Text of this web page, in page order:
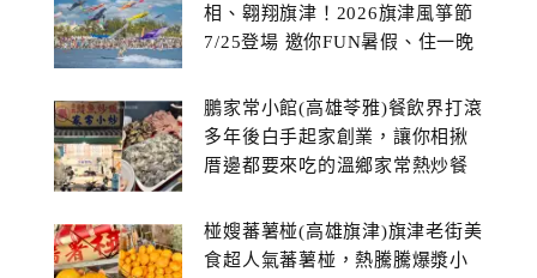
相、翱翔旗津！2026旗津風箏節
7/25登場 邀你FUN暑假、住一晚
鵬家常小館(高雄苓雅)餐飲界打滾
多年後白手起家創業，讓你相揪
厝邊都要來吃的溫鄉家常熱炒餐
椪嫂蕃薯椪(高雄旗津)旗津老街美
食超人氣蕃薯椪，熱騰騰爆漿小